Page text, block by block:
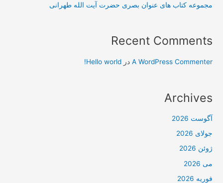
مجموعه کتاب های عنوان بصری حضرت آیت الله طهرانی
Recent Comments
A WordPress Commenter درHello world!
Archives
آگوست 2026
جولای 2026
ژوئن 2026
می 2026
فوریه 2026